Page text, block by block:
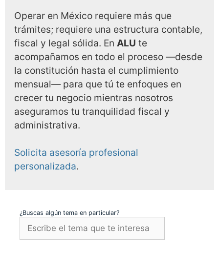
Operar en México requiere más que
trámites; requiere una estructura contable,
fiscal y legal sólida. EnALU te
acompañamos en todo el proceso —desde
la constitución hasta el cumplimiento
mensual— para que tú te enfoques en
crecer tu negocio mientras nosotros
aseguramos tu tranquilidad fiscal y
administrativa.
Solicita asesoría profesional
personalizada.
¿Buscas algún tema en particular?